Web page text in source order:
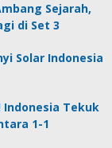
Sejarah,
di Set 3
Solar Indonesia
Indonesia Tekuk
1-1